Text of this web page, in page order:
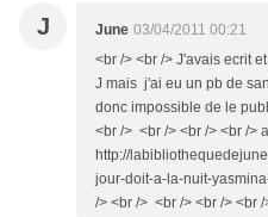
J June 03/04/2011 00:21
<br /> <br /> J'avais ecrit
J mais j'ai eu un pb de
donc impossible de le
<br /> <br /> <br /> <br />
http://
jour-doit-a-la-nuit-
/> <br /> <br /> <br /> <br /